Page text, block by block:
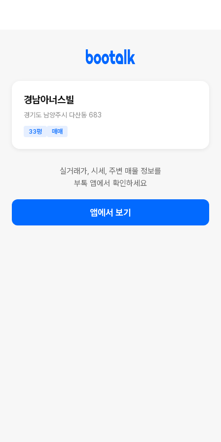
경남아너스빌
경기도 남양주시 다산동 683
33평 매매
실거래가, 시세, 주변 매물 정보를
부톡 앱에서 확인하세요
앱에서 보기